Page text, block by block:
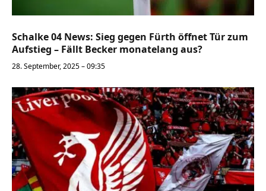
Schalke 04 News: Sieg gegen Fürth öffnet Tür zum
Aufstieg – Fällt Becker monatelang aus?
28. September, 2025 – 09:35